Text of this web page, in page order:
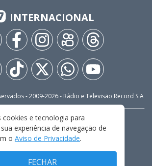
INTERNACIONAL
- 2009-2026- Rádio e Televisão Record S.A
FALE CONOSCO
PRIVACIDADE
TERMOS E CONDIÇÕES DE USO
cookies e tecnologia para
experiência de navegação de
o Aviso de Privacidade.
FECHAR